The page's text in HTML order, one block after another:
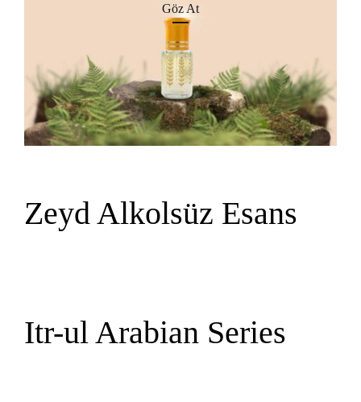
Göz At
Zeyd Alkolsüz Esans
Itr-ul Arabian Series